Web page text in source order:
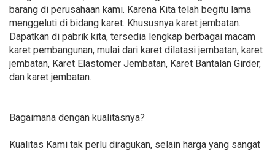
barang di perusahaan kami. Karena Kita telah begitu lama
menggeluti di bidang karet. Khususnya karet jembatan.
Dapatkan di pabrik kita, tersedia lengkap berbagai macam
karet pembangunan, mulai dari karet dilatasi jembatan, karet
jembatan, Karet Elastomer Jembatan, Karet Bantalan Girder,
dan karet jembatan.
Bagaimana dengan kualitasnya?
Kualitas Kami tak perlu diragukan, selain harga yang sangat